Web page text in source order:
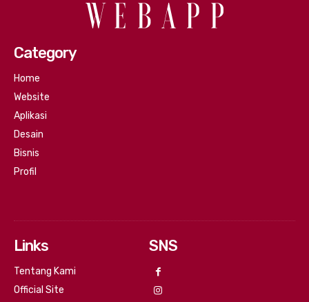
Category
Home
Website
Aplikasi
Desain
Bisnis
Profil
Links
Tentang Kami
Official Site
SNS